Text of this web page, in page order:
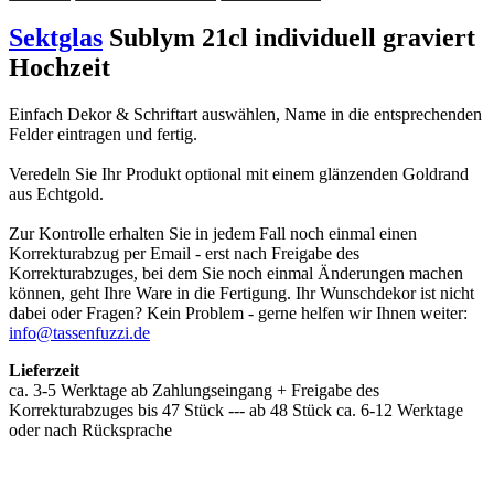
Sektglas Sublym 21cl individuell graviert
Hochzeit
Einfach Dekor & Schriftart auswählen, Name in die entsprechenden
Felder eintragen und fertig.
Veredeln Sie Ihr Produkt optional mit einem glänzenden Goldrand
aus Echtgold.
Zur Kontrolle erhalten Sie in jedem Fall noch einmal einen
Korrekturabzug per Email - erst nach Freigabe des
Korrekturabzuges, bei dem Sie noch einmal Änderungen machen
können, geht Ihre Ware in die Fertigung. Ihr Wunschdekor ist nicht
dabei oder Fragen? Kein Problem - gerne helfen wir Ihnen weiter:
info@tassenfuzzi.de
Lieferzeit
ca. 3-5 Werktage ab Zahlungseingang + Freigabe des
Korrekturabzuges bis 47 Stück --- ab 48 Stück ca. 6-12 Werktage
oder nach Rücksprache